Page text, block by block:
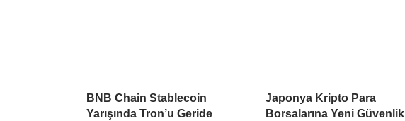
BNB Chain Stablecoin
Yarışında Tron’u Geride
Japonya Kripto Para
Borsalarına Yeni Güvenlik